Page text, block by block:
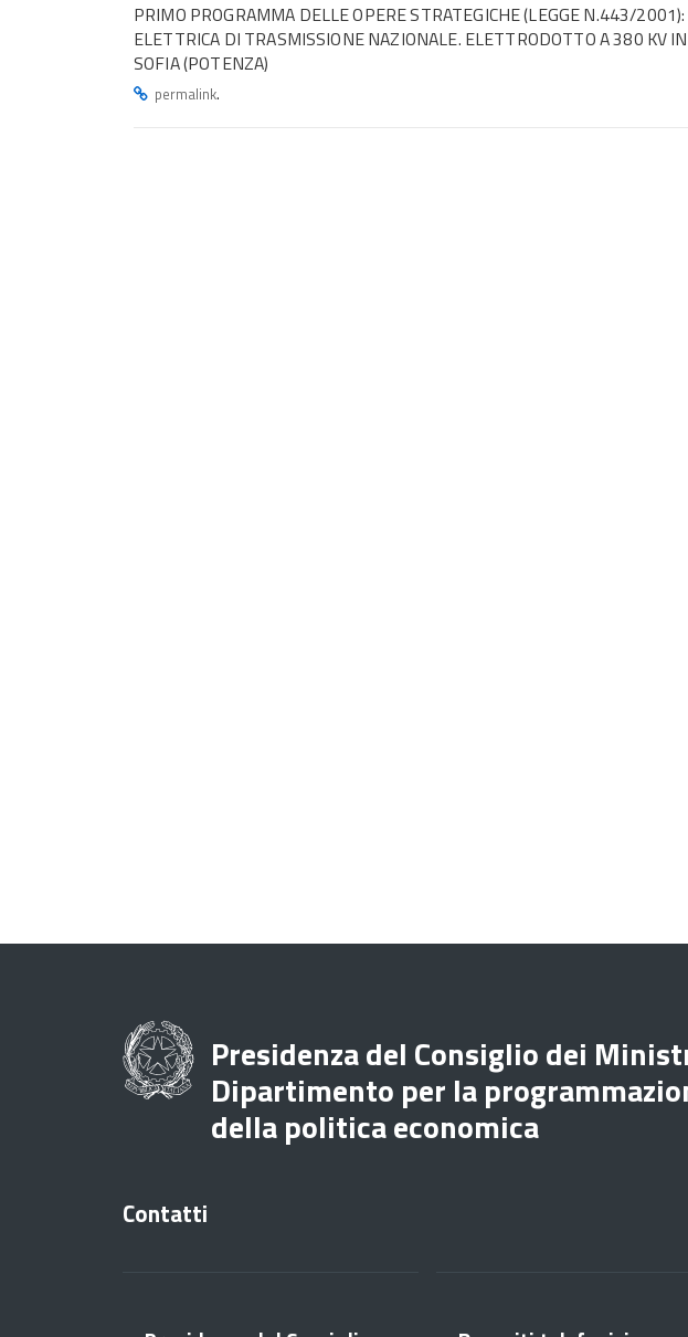
PRIMO PROGRAMMA DELLE OPERE STRATEGICHE (LEGGE N.443/
ELETTRICA DI TRASMISSIONE NAZIONALE. ELETTRODOTTO A 380 KV
SOFIA (POTENZA)
permalink.
Presidenza del Consiglio dei
Dipartimento per la
della politica economica
Contatti